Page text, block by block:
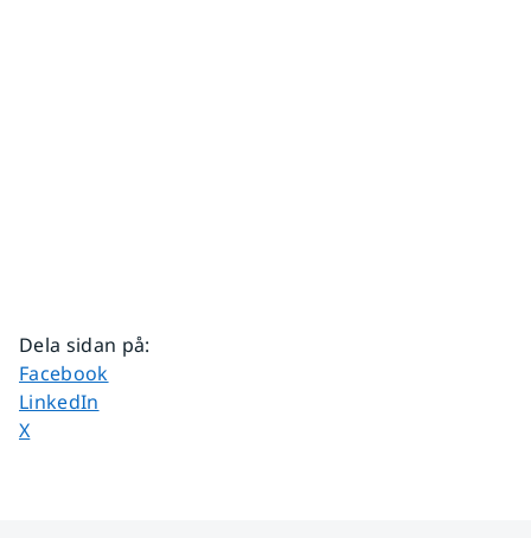
Dela sidan på:
Dela sidan på
Facebook
Dela sidan på
LinkedIn
Dela sidan på
X